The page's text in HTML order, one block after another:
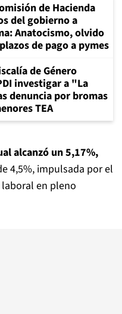
de Hacienda
del gobierno a
Anatocismo, olvido
de pago a pymes
de Género
investigar a "La
denuncia por bromas
TEA
alcanzó un 5,17%,
4,5%, impulsada por el
en pleno